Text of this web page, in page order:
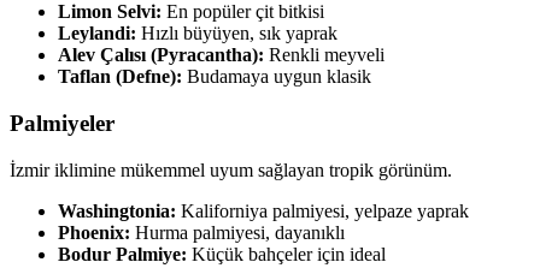
Limon Selvi: En popüler çit bitkisi
Leylandi: Hızlı büyüyen, sık yaprak
Alev Çalısı (Pyracantha): Renkli meyveli
Taflan (Defne): Budamaya uygun klasik
Palmiyeler
İzmir iklimine mükemmel uyum sağlayan tropik görünüm.
Washingtonia: Kaliforniya palmiyesi, yelpaze yaprak
Phoenix: Hurma palmiyesi, dayanıklı
Bodur Palmiye: Küçük bahçeler için ideal